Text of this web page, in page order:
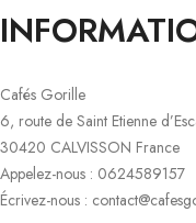
Cafés Gorille
6, route de Saint Etienne
30420 CALVISSON France
Appelez-nous : 0624589157
Écrivez-nous :